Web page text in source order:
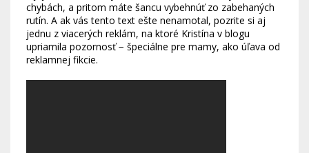
chybách, a pritom máte šancu vybehnúť zo zabehaných
rutín. A ak vás tento text ešte nenamotal, pozrite si aj
jednu z viacerých reklám, na ktoré Kristína v blogu
upriamila pozornosť − špeciálne pre mamy, ako úľava od
reklamnej fikcie.